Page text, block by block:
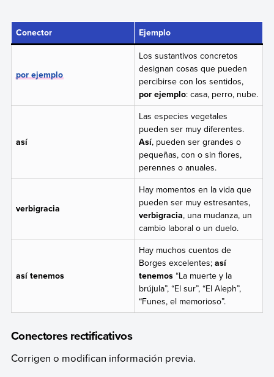
Conector Ejemplo
por ejemplo
Los sustantivos concretos
designan cosas que pueden
percibirse con los sentidos,
por ejemplo: casa, perro, nube.
así
Las especies vegetales
pueden ser muy diferentes.
Así, pueden ser grandes o
pequeñas, con o sin flores,
perennes o anuales.
verbigracia
Hay momentos en la vida que
pueden ser muy estresantes,
verbigracia, una mudanza, un
cambio laboral o un duelo.
así tenemos
Hay muchos cuentos de
Borges excelentes; así
tenemos“La muerte y la
brújula”, “El sur”, “El Aleph”,
“Funes, el memorioso”.
Conectores rectificativos
Corrigen o modifican información previa.